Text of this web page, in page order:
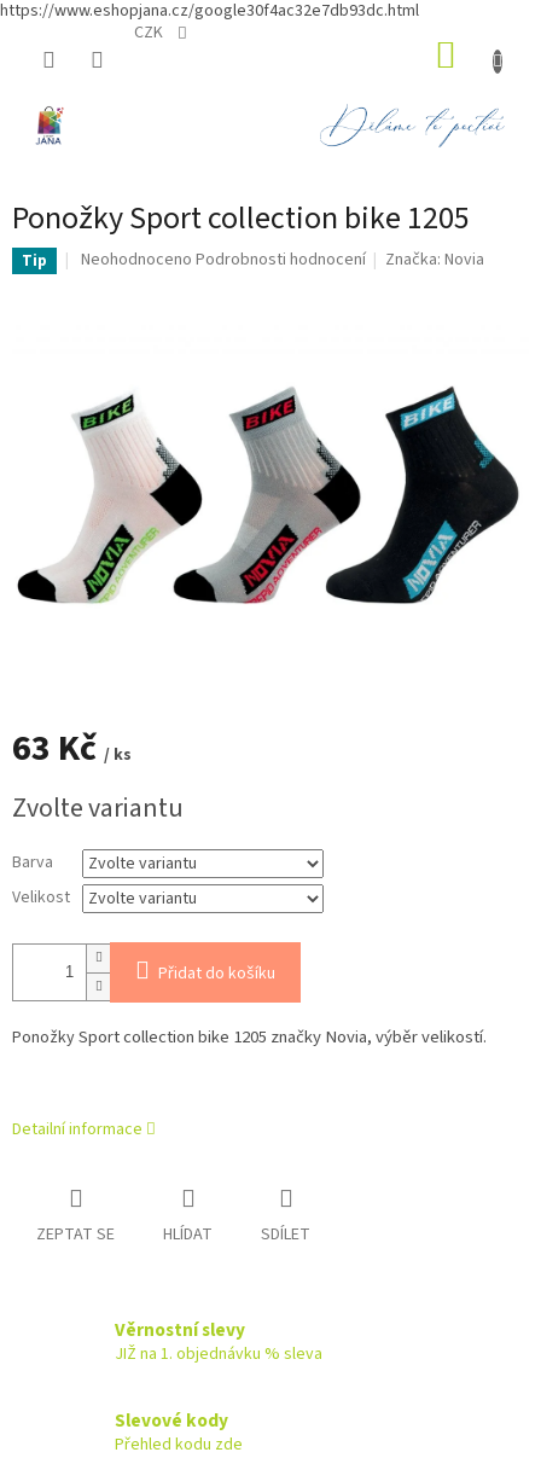
https://www.eshopjana.cz/google30f4ac32e7db93dc.html
CZK
Ponožky Sport collection bike 1205
Tip
Průměrné
hvězdiček.
Neohodnoceno Podrobnosti hodnocení Značka:Novia
63 Kč / ks
cena:
Zvolte variantu
Barva
Velikost
Přidat do košíku
PonožkySport collection bike 1205 značky Novia, výběr velikostí.
Detailní informace
ZEPTAT SE HLÍDAT SDÍLET
Věrnostní slevy
JIŽ na 1. objednávku % sleva
Slevové kody
Přehled kodu zde